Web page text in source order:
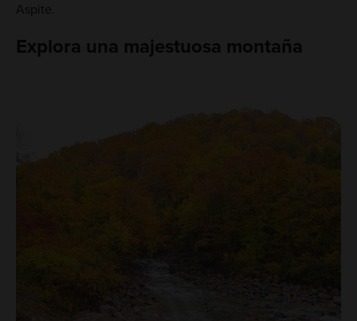
Aspite.
Explora una majestuosa montaña